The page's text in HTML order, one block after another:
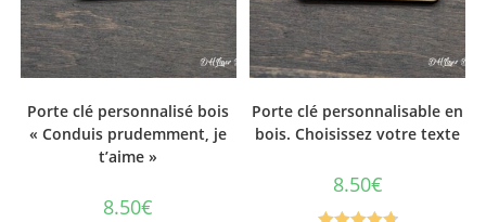
Porte clé personnalisé bois
« Conduis prudemment, je
t’aime »
8.50€
Porte clé personnalisable en
bois. Choisissez votre texte
8.50€